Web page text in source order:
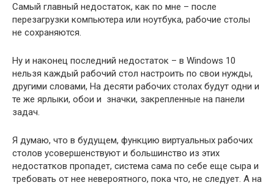
Самый главный недостаток, как по мне – после
перезагрузки компьютера или ноутбука, рабочие столы
не сохраняются.
Ну и наконец последний недостаток – в Windows 10
нельзя каждый рабочий стол настроить по свои нужды,
другими словами, На десяти рабочих столах будут одни и
те же ярлыки, обои и значки, закрепленные на панели
задач.
Я думаю, что в будущем, функцию виртуальных рабочих
столов усовершенствуют и большинство из этих
недостатков пропадет, система сама по себе еще сыра и
требовать от нее невероятного, пока что, не следует. А на